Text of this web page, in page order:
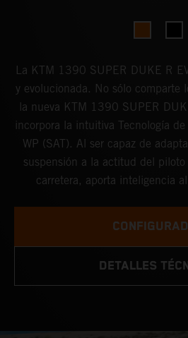
La KTM 1390 SUPER DUKE R
y evolucionada. No sólo comparte
la nueva KTM 1390 SUPER
incorpora la intuitiva Tecnología
WP (SAT). Al ser capaz de
suspensión a la actitud del
carretera, aporta inteligencia
DETALLES